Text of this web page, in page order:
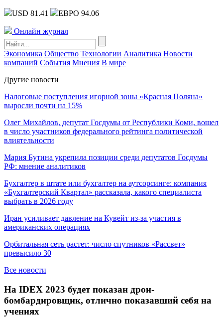
USD 81.41 ЕВРО 94.06
Онлайн журнал
Экономика Общество Технологии Аналитика Новости
компаний События Мнения В мире
Другие новости
Налоговые поступления игорной зоны «Красная Поляна»
выросли почти на 15%
Олег Михайлов, депутат Госдумы от Республики Коми, вошел
в число участников федерального рейтинга политической
влиятельности
Мария Бутина укрепила позиции среди депутатов Госдумы
РФ: мнение аналитиков
Бухгалтер в штате или бухгалтер на аутсорсинге: компания
«Бухгалтерский Квартал» рассказала, какого специалиста
выбрать в 2026 году
Иран усиливает давление на Кувейт из-за участия в
американских операциях
Орбитальная сеть растет: число спутников «Рассвет»
превысило 30
Все новости
На IDEX 2023 будет показан дрон-
бомбардировщик, отлично показавший себя на
учениях